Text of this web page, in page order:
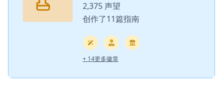
2,375 声望
创作了11篇指南
+ 14更多徽章